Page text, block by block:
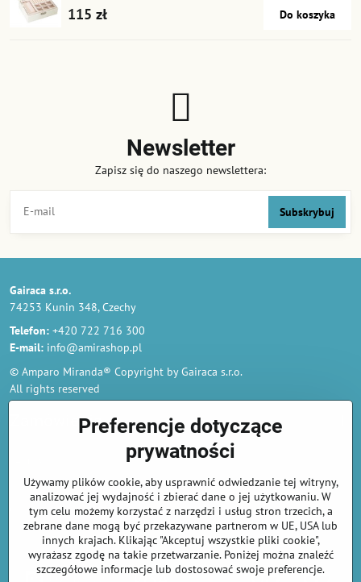
115 zł Do koszyka
Newsletter
Zapisz się do naszego newslettera:
Subskrybuj
Gairaca s.r.o.
74253 Kunin 348, Czechy
Telefon: +420 722 716 300
E-mail: info@amirashop.pl
© Amparo Miranda® Copyright by Gairaca s.r.o.
All rights reserved
Zamówienia
Polityka prywatności i ochrony danych osobowych
Odstąp od umowy tutaj
Informacje o płatnościach kartą
Preferencje dotyczące
prywatności
Używamy plików cookie, aby usprawnić odwiedzanie tej witryny,
analizować jej wydajność i zbierać dane o jej użytkowaniu. W
tym celu możemy korzystać z narzędzi i usług stron trzecich, a
zebrane dane mogą być przekazywane partnerom w UE, USA lub
innych krajach. Klikając "Akceptuj wszystkie pliki cookie",
wyrażasz zgodę na takie przetwarzanie. Poniżej można znaleźć
szczegółowe informacje lub dostosować swoje preferencje.